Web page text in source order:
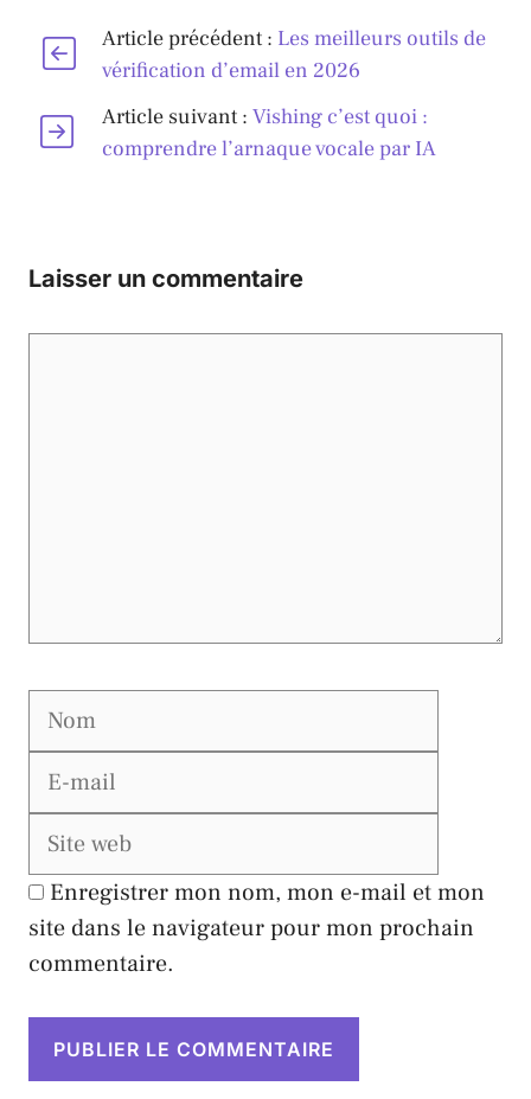
Article précédent : Les meilleurs outils de
vérification d’email en 2026
Article suivant :Vishing c’est quoi :
comprendre l’arnaque vocale par IA
Laisser un commentaire
Nom
Enregistrer mon nom, mon e-mail et mon
site dans le navigateur pour mon prochain
commentaire.